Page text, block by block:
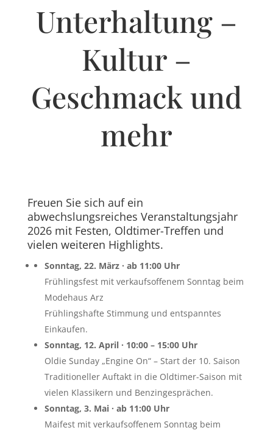
Unterhaltung –
Kultur –
Geschmack und
mehr
Freuen Sie sich auf ein
abwechslungsreiches Veranstaltungsjahr
2026 mit Festen, Oldtimer-Treffen und
vielen weiteren Highlights.
Sonntag, 22. März · ab 11:00 Uhr
Frühlingsfest mit verkaufsoffenem Sonntag beim
Modehaus Arz
Frühlingshafte Stimmung und entspanntes
Einkaufen.
Sonntag, 12. April · 10:00 – 15:00 Uhr
Oldie Sunday „Engine On“ – Start der 10. Saison
Traditioneller Auftakt in die Oldtimer-Saison mit
vielen Klassikern und Benzingesprächen.
Sonntag, 3. Mai · ab 11:00 Uhr
Maifest mit verkaufsoffenem Sonntag beim